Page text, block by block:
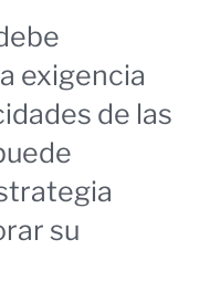
exigencia
de las
su